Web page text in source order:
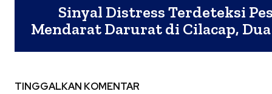
Sinyal Distress Terdeteksi
Mendarat Darurat di Cilacap,
TINGGALKAN KOMENTAR